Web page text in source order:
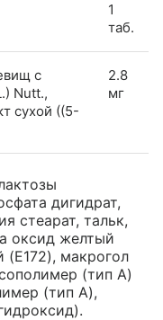
1
таб.
с
Nutt.,
сухой ((5-
2.8
мг
дигидрат,
стеарат, тальк,
оксид желтый
(E172), макрогол
(тип A)
(тип A),